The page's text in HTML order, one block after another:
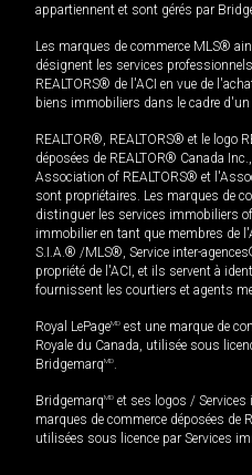
appartiennent et sont gérés par
Les marques de commerce MLS®
désignent les services
REALTORS® de l'ACI en vue de
biens immobiliers dans le cadre d'un
REALTOR®, REALTORS® et le logo
déposées de REALTOR® Canada
Association of REALTORS® et
sont propriétaires. Les marques de
distinguer les services immobiliers
immobilier en tant que membres de
S.I.A.® /MLS®, Service inter-
propriété de l'ACI, et ils servent à
fournissent les courtiers et agents
Royal LePageMD est une marque de
Royale du Canada, utilisée sous
BridgemarqMD.
BridgemarqMD et ses logos /
marques de commerce déposées de
utilisées sous licence par Services